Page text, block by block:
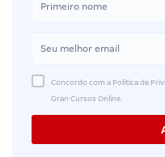
Concordo com a Política de
Gran Cursos Online.